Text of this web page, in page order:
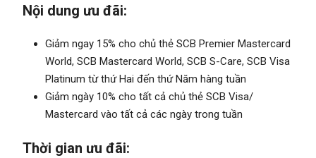
Nội dung ưu đãi:
Giảm ngay 15% cho chủ thẻ SCB Premier Mastercard
World, SCB Mastercard World, SCB S-Care, SCB Visa
Platinum từ thứ Hai đến thứ Năm hàng tuần
Giảm ngày 10% cho tất cả chủ thẻ SCB Visa/
Mastercard vào tất cả các ngày trong tuần
Thời gian ưu đãi: